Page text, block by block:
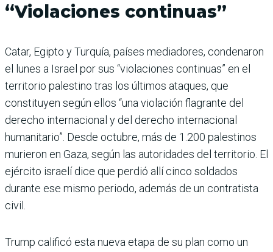
“Violaciones continuas”
Catar, Egipto y Turquía, países mediadores, condenaron
el lunes a Israel por sus “violaciones continuas” en el
territorio palestino tras los últimos ataques, que
constituyen según ellos “una violación flagrante del
derecho internacional y del derecho internacional
humanitario”. Desde octubre, más de 1.200 palestinos
murieron en Gaza, según las autoridades del territorio. El
ejército israelí dice que perdió allí cinco soldados
durante ese mismo periodo, además de un contratista
civil.
Trump calificó esta nueva etapa de su plan como un